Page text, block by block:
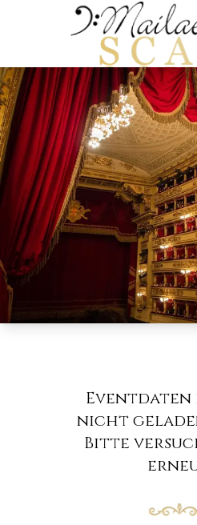
MAILÄNDER
SPIELPLAN
SITZPLAN
nicht
Bitte